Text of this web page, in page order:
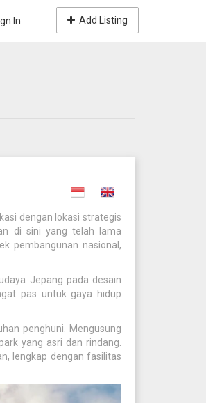
In Add Listing
dengan lokasi strategis
di sini yang telah lama
pembangunan nasional,
Jepang pada desain
pas untuk gaya hidup
penghuni. Mengusung
yang asri dan rindang.
lengkap dengan fasilitas